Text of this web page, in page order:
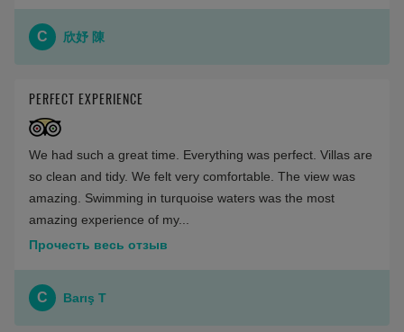
C 欣妤 陳
PERFECT EXPERIENCE
We had such a great time. Everything was perfect. Villas are
so clean and tidy. We felt very comfortable. The view was
amazing. Swimming in turquoise waters was the most
amazing experience of my...
Прочесть весь отзыв
C Barış T